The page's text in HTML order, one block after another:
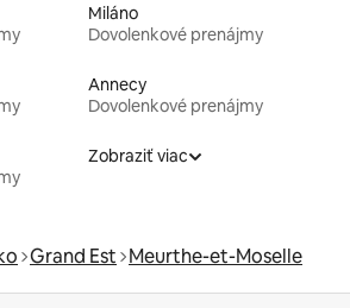
Miláno
Dovolenkové prenájmy
Annecy
Dovolenkové prenájmy
Zobraziť viac
Grand Est Meurthe-et-Moselle